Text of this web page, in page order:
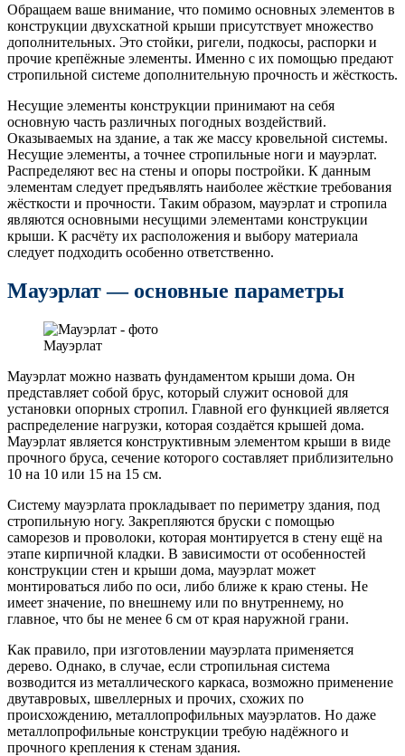
Обращаем ваше внимание, что помимо основных элементов в
конструкции двухскатной крыши присутствует множество
дополнительных. Это стойки, ригели, подкосы, распорки и
прочие крепёжные элементы. Именно с их помощью предают
стропильной системе дополнительную прочность и жёсткость.
Несущие элементы конструкции принимают на себя
основную часть различных погодных воздействий.
Оказываемых на здание, а так же массу кровельной системы.
Несущие элементы, а точнее стропильные ноги и мауэрлат.
Распределяют вес на стены и опоры постройки. К данным
элементам следует предъявлять наиболее жёсткие требования
жёсткости и прочности. Таким образом, мауэрлат и стропила
являются основными несущими элементами конструкции
крыши. К расчёту их расположения и выбору материала
следует подходить особенно ответственно.
Мауэрлат — основные параметры
Мауэрлат
Мауэрлат можно назвать фундаментом крыши дома. Он
представляет собой брус, который служит основой для
установки опорных стропил. Главной его функцией является
распределение нагрузки, которая создаётся крышей дома.
Мауэрлат является конструктивным элементом крыши в виде
прочного бруса, сечение которого составляет приблизительно
10 на 10 или 15 на 15 см.
Систему мауэрлата прокладывает по периметру здания, под
стропильную ногу. Закрепляются бруски с помощью
саморезов и проволоки, которая монтируется в стену ещё на
этапе кирпичной кладки. В зависимости от особенностей
конструкции стен и крыши дома, мауэрлат может
монтироваться либо по оси, либо ближе к краю стены. Не
имеет значение, по внешнему или по внутреннему, но
главное, что бы не менее 6 см от края наружной грани.
Как правило, при изготовлении мауэрлата применяется
дерево. Однако, в случае, если стропильная система
возводится из металлического каркаса, возможно применение
двутавровых, швеллерных и прочих, схожих по
происхождению, металлопрофильных мауэрлатов. Но даже
металлопрофильные конструкции требую надёжного и
прочного крепления к стенам здания.